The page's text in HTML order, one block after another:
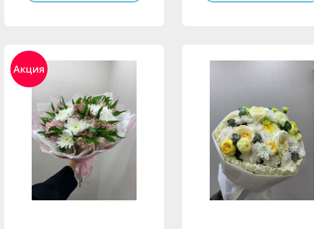
Акция